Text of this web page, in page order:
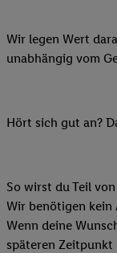
Wir legen Wert
unabhängig vom
Hört sich gut an?
So wirst du Teil
Wir benötigen kein
Wenn deine
späteren Zeitpunkt